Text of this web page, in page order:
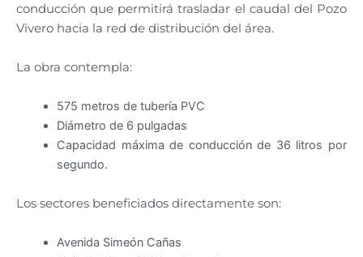
conducción que permitirá trasladar el caudal del Pozo
Vivero hacia la red de distribución del área.
La obra contempla:
575 metros de tubería PVC
Diámetro de 6 pulgadas
Capacidad máxima de conducción de 36 litros por
segundo.
Los sectores beneficiados directamente son:
Avenida Simeón Cañas